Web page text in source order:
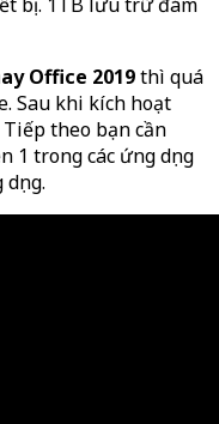
Office 2019thì quá
Sau khi kích hoạt
Tiếp theo bạn cần
1 trong các ứng dụng